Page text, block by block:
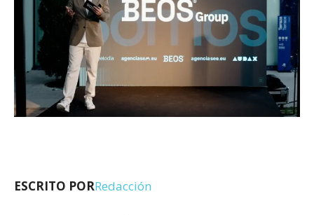
ESCRITO PORRedacción